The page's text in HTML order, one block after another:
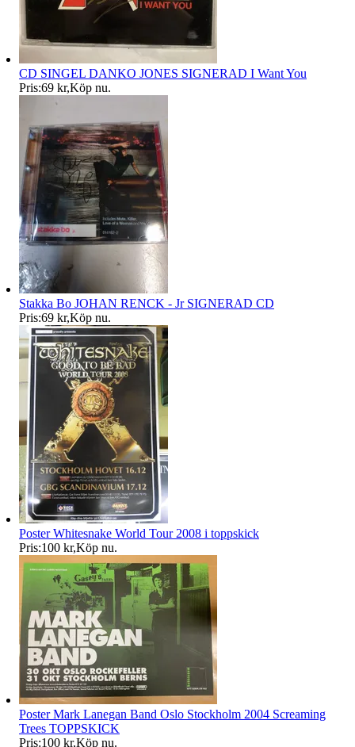
CD SINGEL DANKO JONES SIGNERAD I Want You
Pris:69 kr,Köp nu.
Stakka Bo JOHAN RENCK - Jr SIGNERAD CD
Pris:69 kr,Köp nu.
Poster Whitesnake World Tour 2008 i toppskick
Pris:100 kr,Köp nu.
Poster Mark Lanegan Band Oslo Stockholm 2004 Screaming
Trees TOPPSKICK
Pris:100 kr,Köp nu.